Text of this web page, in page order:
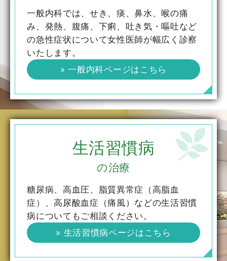
一般内科では、せき、痰、鼻水、喉の痛
み、発熱、腹痛、下痢、吐き気・嘔吐など
の急性症状について女性医師が幅広く診察
いたします。
» 一般内科ページはこちら
生活習慣病
の治療
糖尿病、高血圧、脂質異常症（高脂血
症）、高尿酸血症（痛風）などの生活習慣
病についてもご相談ください。
» 生活習慣病ページはこちら